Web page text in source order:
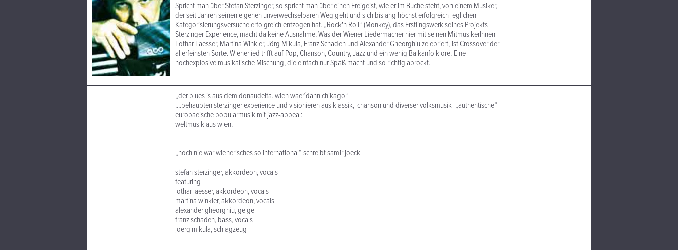
Spricht man über Stefan Sterzinger, so spricht man über einen Freigeist, wie er im Buche steht, von einem Musiker,
der seit Jahren seinen eigenen unverwechselbaren Weg geht und sich bislang höchst erfolgreich jeglichen
Kategorisierungsversuche erfolgreich entzogen hat. „Rock'n Roll“ (Monkey), das Erstlingswerk seines Projekts
Sterzinger Experience, macht da keine Ausnahme. Was der Wiener Liedermacher hier mit seinen MitmusikerInnen
Lothar Laesser, Martina Winkler, Jörg Mikula, Franz Schaden und Alexander Gheorghiu zelebriert, ist Crossover der
allerfeinsten Sorte. Wienerlied trifft auf Pop, Chanson, Country, Jazz und ein wenig Balkanfolklore. Eine
hochexplosive musikalische Mischung, die einfach nur Spaß macht und so richtig abrockt.
„der blues is aus dem donaudelta. wien waer´dann chikago“
....behaupten sterzinger experience und visionieren aus klassik, chanson und diverser volksmusik „authentische“
europaeische popularmusik mit jazz-appeal:
weltmusik aus wien.
„noch nie war wienerisches so international“ schreibt samir joeck
stefan sterzinger, akkordeon, vocals
featuring
lothar laesser, akkordeon, vocals
martina winkler, akkordeon, vocals
alexander gheorghiu, geige
franz schaden, bass, vocals
joerg mikula, schlagzeug